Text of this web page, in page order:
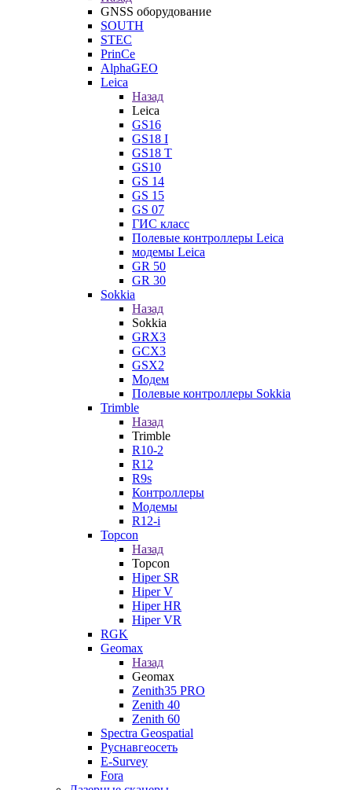
GNSS оборудование
SOUTH
STEC
PrinCe
AlphaGEO
Leica
Назад
Leica
GS16
GS18 I
GS18 T
GS10
GS 14
GS 15
GS 07
ГИС класс
Полевые контроллеры Leica
модемы Leica
GR 50
GR 30
Sokkia
Назад
Sokkia
GRX3
GCX3
GSX2
Модем
Полевые контроллеры Sokkia
Trimble
Назад
Trimble
R10-2
R12
R9s
Контроллеры
Модемы
R12-i
Topcon
Назад
Topcon
Hiper SR
Hiper V
Hiper HR
Hiper VR
RGK
Geomax
Назад
Geomax
Zenith35 PRO
Zenith 40
Zenith 60
Spectra Geospatial
Руснавгеосеть
E-Survey
Fora